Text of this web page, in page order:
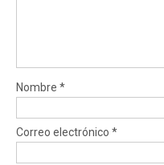
Nombre *
Correo electrónico *